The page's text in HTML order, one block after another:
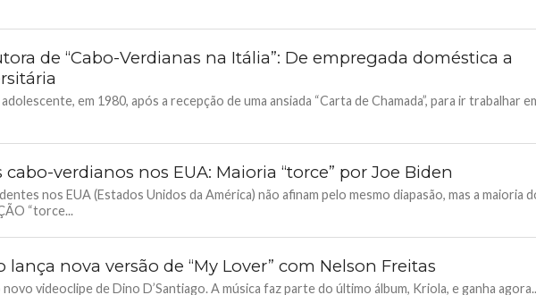
de “Cabo-Verdianas na Itália”: De empregada doméstica a
em 1980, após a recepção de uma ansiada “Carta de Chamada”, para ir trabalhar
verdianos nos EUA: Maioria “torce” por Joe Biden
nos EUA (Estados Unidos da América) não afinam pelo mesmo diapasão, mas a maioria
“torce...
lança nova versão de “My Lover” com Nelson Freitas
videoclipe de Dino D’Santiago. A música faz parte do último álbum, Kriola, e ganha